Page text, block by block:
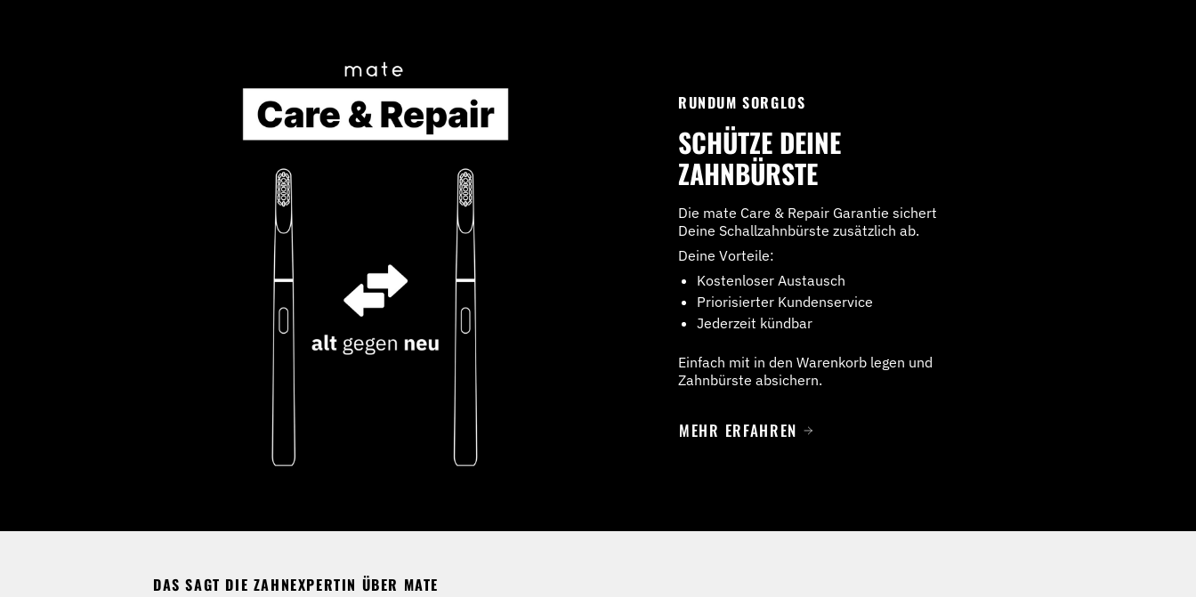
RUNDUM SORGLOS
SCHÜTZE DEINE
ZAHNBÜRSTE
Die mate Care & Repair Garantie sichert
Deine Schallzahnbürste zusätzlich ab.
Deine Vorteile:
Kostenloser Austausch
Priorisierter Kundenservice
Jederzeit kündbar
Einfach mit in den Warenkorb legen und
Zahnbürste absichern.
MEHR ERFAHREN
DAS SAGT DIE ZAHNEXPERTIN ÜBER MATE